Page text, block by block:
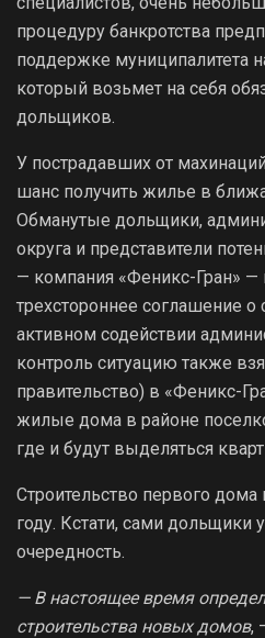
процедуру банкротства
поддержке муниципалитета
который возьмет на себя
дольщиков.
У пострадавших от
шанс получить жилье в
Обманутые дольщики,
округа и представители
— компания «Феникс-Гран» —
трехстороннее соглашение о
активном содействии
контроль ситуацию также
правительство) в «Феникс-
жилые дома в районе
где и будут выделяться
Строительство первого
году. Кстати, сами дольщики
очередность.
— В настоящее время
строительства новых домов,